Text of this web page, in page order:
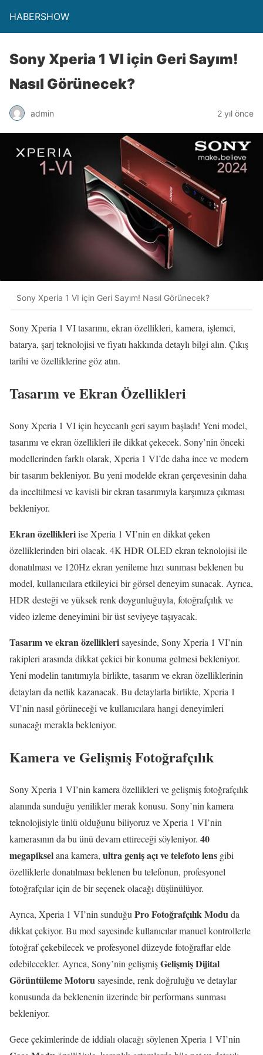
HABERSHOW
Sony Xperia 1 VI için Geri Sayım!
Nasıl Görünecek?
admin 2 yıl önce
Sony Xperia 1 VI için Geri Sayım! Nasıl Görünecek?
Sony Xperia 1 VI tasarımı, ekran özellikleri, kamera, işlemci,
batarya, şarj teknolojisi ve fiyatı hakkında detaylı bilgi alın. Çıkış
tarihi ve özelliklerine göz atın.
Tasarım ve Ekran Özellikleri
Sony Xperia 1 VI için heyecanlı geri sayım başladı! Yeni model,
tasarımı ve ekran özellikleri ile dikkat çekecek. Sony’nin önceki
modellerinden farklı olarak, Xperia 1 VI’de daha ince ve modern
bir tasarım bekleniyor. Bu yeni modelde ekran çerçevesinin daha
da inceltilmesi ve kavisli bir ekran tasarımıyla karşımıza çıkması
bekleniyor.
Ekran özellikleriise Xperia 1 VI’nin en dikkat çeken
özelliklerinden biri olacak. 4K HDR OLED ekran teknolojisi ile
donatılması ve 120Hz ekran yenileme hızı sunması beklenen bu
model, kullanıcılara etkileyici bir görsel deneyim sunacak. Ayrıca,
HDR desteği ve yüksek renk doygunluğuyla, fotoğrafçılık ve
video izleme deneyimini bir üst seviyeye taşıyacak.
Tasarım ve ekran özelliklerisayesinde, Sony Xperia 1 VI’nin
rakipleri arasında dikkat çekici bir konuma gelmesi bekleniyor.
Yeni modelin tanıtımıyla birlikte, tasarım ve ekran özelliklerinin
detayları da netlik kazanacak. Bu detaylarla birlikte, Xperia 1
VI’nin nasıl görüneceği ve kullanıcılara hangi deneyimleri
sunacağı merakla bekleniyor.
Kamera ve Gelişmiş Fotoğrafçılık
Sony Xperia 1 VI’nin kamera özellikleri ve gelişmiş fotoğrafçılık
alanında sunduğu yenilikler merak konusu. Sony’nin kamera
teknolojisiyle ünlü olduğunu biliyoruz ve Xperia 1 VI’nin
kamerasının da bu ünü devam ettireceği söyleniyor. 40
megapikselana kamera, ultra geniş açı ve telefoto lens gibi
özelliklerle donatılması beklenen bu telefonun, profesyonel
fotoğrafçılar için de bir seçenek olacağı düşünülüyor.
Ayrıca, Xperia 1 VI’nin sunduğu Pro Fotoğrafçılık Moduda
dikkat çekiyor. Bu mod sayesinde kullanıcılar manuel kontrollerle
fotoğraf çekebilecek ve profesyonel düzeyde fotoğraflar elde
edebilecekler. Ayrıca, Sony’nin gelişmişGelişmiş Dijital
Görüntüleme Motorusayesinde, renk doğruluğu ve detaylar
konusunda da beklenenin üzerinde bir performans sunması
bekleniyor.
Gece çekimlerinde de iddialı olacağı söylenen Xperia 1 VI’nin